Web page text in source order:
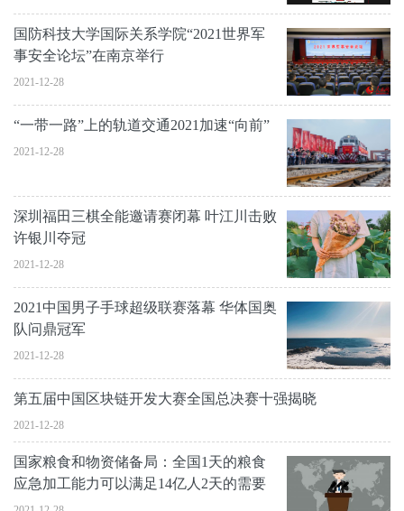
国防科技大学国际关系学院“2021世界军
事安全论坛”在南京举行
2021-12-28
“一带一路”上的轨道交通2021加速“向前”
2021-12-28
深圳福田三棋全能邀请赛闭幕 叶江川击败
许银川夺冠
2021-12-28
2021中国男子手球超级联赛落幕 华体国奥
队问鼎冠军
2021-12-28
第五届中国区块链开发大赛全国总决赛十强揭晓
2021-12-28
国家粮食和物资储备局：全国1天的粮食
应急加工能力可以满足14亿人2天的需要